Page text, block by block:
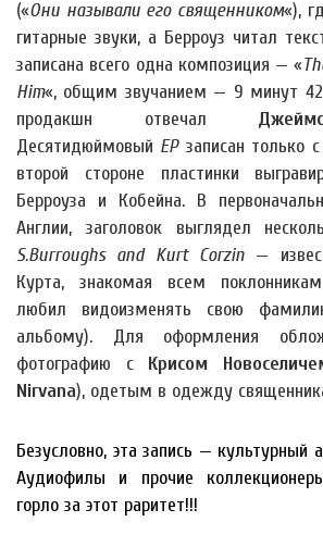
(«Они называли его священником«),
гитарные звуки, а Берроуз читал
записана всего одна композиция — «
Him«, общим звучанием — 9 минут
продакшн отвечал
Десятидюймовый EPзаписан только
второй стороне пластинки
Берроуза и Кобейна. В
Англии, заголовок выглядел
S.Burroughs and Kurt Corzin —
Курта, знакомая всем
любил видоизменять свою
альбому). Для оформления
фотографию с Крисом
Nirvana), одетым в одежду
Безусловно, эта запись — культурный
Аудиофилы и прочие
горло за этот раритет!!!